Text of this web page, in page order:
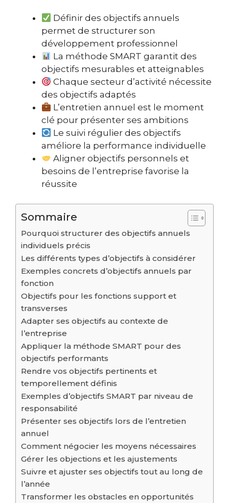
Définir des objectifs annuels
permet de structurer son
développement professionnel
La méthode SMART garantit des
objectifs mesurables et atteignables
Chaque secteur d’activité nécessite
des objectifs adaptés
L’entretien annuel est le moment
clé pour présenter ses ambitions
Le suivi régulier des objectifs
améliore la performance individuelle
Aligner objectifs personnels et
besoins de l’entreprise favorise la
réussite
Sommaire
Pourquoi structurer des objectifs annuels
individuels précis
Les différents types d’objectifs à considérer
Exemples concrets d’objectifs annuels par
fonction
Objectifs pour les fonctions support et
transverses
Adapter ses objectifs au contexte de
l’entreprise
Appliquer la méthode SMART pour des
objectifs performants
Rendre vos objectifs pertinents et
temporellement définis
Exemples d’objectifs SMART par niveau de
responsabilité
Présenter ses objectifs lors de l’entretien
annuel
Comment négocier les moyens nécessaires
Gérer les objections et les ajustements
Suivre et ajuster ses objectifs tout au long de
l’année
Transformer les obstacles en opportunités